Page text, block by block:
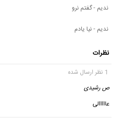
ندیم - گفتم نرو
ندیم - نیا یادم
نظرات
1 نظر ارسال شده
ص رشیدی
عااااالی